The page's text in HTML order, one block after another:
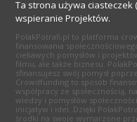
Ta strona używa ciasteczek
wspieranie Projektów.
PolakPotrafi.pl to platforma
finansowania
ciekawych pomysłów i
filmu, ale także biznesu.
sfinansujesz swój pomysł
Crowdfunding to sposób
współpracy ze społecznością,
wiedzy i pomysłów
inicjatyw i idei. Dzięki
środki na swoje wymarzone